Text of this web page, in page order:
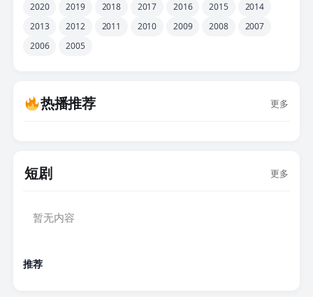
2020
2019 2018 2017 2016 2015
2014
2013
2012 2011 2010 2009 2008
2007
2006
2005
热播推荐 更多
短剧 更多
暂无内容
推荐